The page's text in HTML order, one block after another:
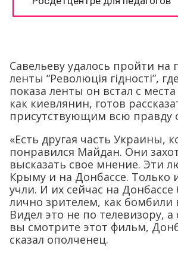
Савельеву удалось пройти на
ленты “Революція гідності”,
показа ленты он встал с
как киевлянин, готов
присутствующим всю правду
«Есть другая часть Украины,
понравился Майдан. Они
высказать свое мнение. Эти
Крыму и на Донбассе. Только
учли. И их сейчас на
лично зрителем, как бомбили
Видел это не по телевизору,
вы смотрите этот фильм,
сказал ополченец.